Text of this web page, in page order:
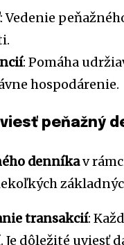
: Vedenie
: Pomáha
hospodárenie.
peňažný
denníkav
transakcií:
dôležité uviesť